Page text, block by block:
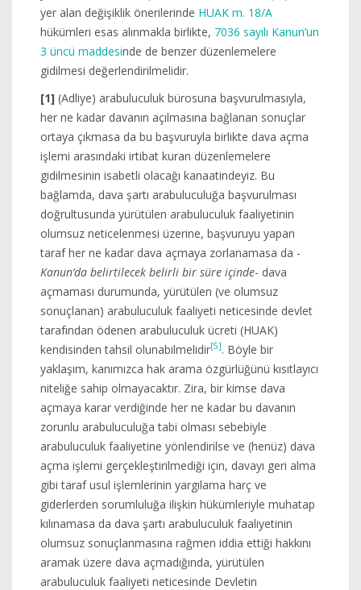
yer alan değişiklik önerilerinde HUAK m. 18/A
hükümleri esas alınmakla birlikte, 7036 sayılı Kanun’un
3 üncü maddesinde de benzer düzenlemelere
gidilmesi değerlendirilmelidir.
[1] (Adliye) arabuluculuk bürosuna başvurulmasıyla,
her ne kadar davanın açılmasına bağlanan sonuçlar
ortaya çıkmasa da bu başvuruyla birlikte dava açma
işlemi arasındaki irtibat kuran düzenlemelere
gidilmesinin isabetli olacağı kanaatindeyiz. Bu
bağlamda, dava şartı arabuluculuğa başvurulması
doğrultusunda yürütülen arabuluculuk faaliyetinin
olumsuz neticelenmesi üzerine, başvuruyu yapan
taraf her ne kadar dava açmaya zorlanamasa da -
Kanun’da belirtilecek belirli bir süre içinde- dava
açmaması durumunda, yürütülen (ve olumsuz
sonuçlanan) arabuluculuk faaliyeti neticesinde devlet
tarafından ödenen arabuluculuk ücreti (HUAK)
kendisinden tahsil olunabilmelidir[5]. Böyle bir
yaklaşım, kanımızca hak arama özgürlüğünü kısıtlayıcı
niteliğe sahip olmayacaktır. Zira, bir kimse dava
açmaya karar verdiğinde her ne kadar bu davanın
zorunlu arabuluculuğa tabi olması sebebiyle
arabuluculuk faaliyetine yönlendirilse ve (henüz) dava
açma işlemi gerçekleştirilmediği için, davayı geri alma
gibi taraf usul işlemlerinin yargılama harç ve
giderlerden sorumluluğa ilişkin hükümleriyle muhatap
kılınamasa da dava şartı arabuluculuk faaliyetinin
olumsuz sonuçlanmasına rağmen iddia ettiği hakkını
aramak üzere dava açmadığında, yürütülen
arabuluculuk faaliyeti neticesinde Devletin